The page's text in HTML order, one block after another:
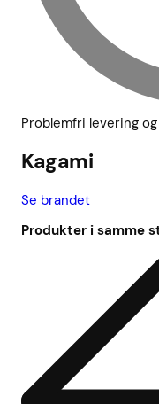
Problemfri levering
Kagami
Se brandet
Produkter i samme